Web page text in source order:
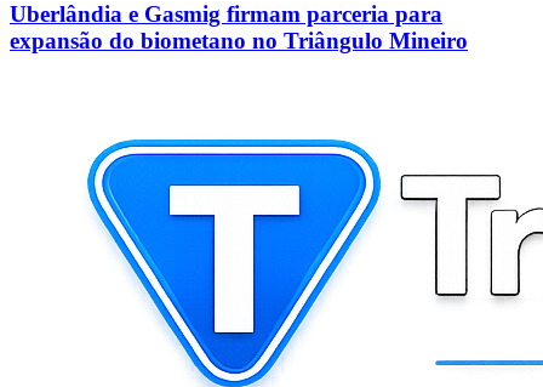
Uberlândia e Gasmig firmam parceria para
expansão do biometano no Triângulo Mineiro